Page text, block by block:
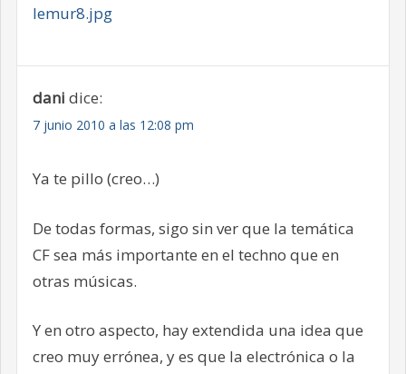
lemur8.jpg
dani dice:
7 junio 2010 a las 12:08 pm
Ya te pillo (creo…)
De todas formas, sigo sin ver que la temática
CF sea más importante en el techno que en
otras músicas.
Y en otro aspecto, hay extendida una idea que
creo muy errónea, y es que la electrónica o la